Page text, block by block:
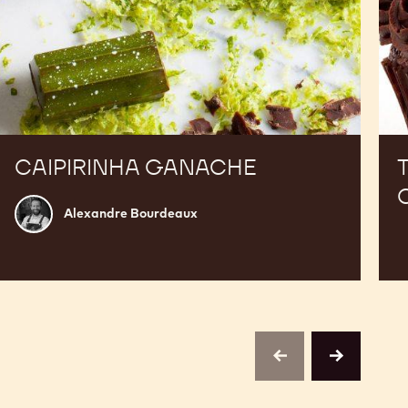
CAIPIRINHA GANACHE
Alexandre
Bourdeaux
Alexandre Bourdeaux
previousnext